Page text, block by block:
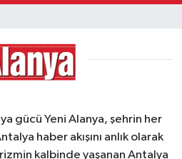
gücü Yeni Alanya, şehrin her
haber akışını anlık olarak
kalbinde yaşanan Antalya